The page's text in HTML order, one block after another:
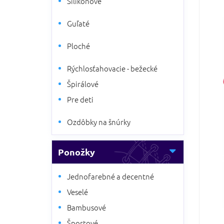
Guľaté
Ploché
Rýchlosťahovacie - bežecké
Špirálové
Pre deti
Ozdôbky na šnúrky
Ponožky
Jednofarebné a decentné
Veselé
Bambusové